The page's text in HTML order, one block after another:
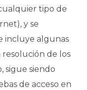
tipo de
y se
incluye algunas
resolución de los
sigue siendo
de acceso en